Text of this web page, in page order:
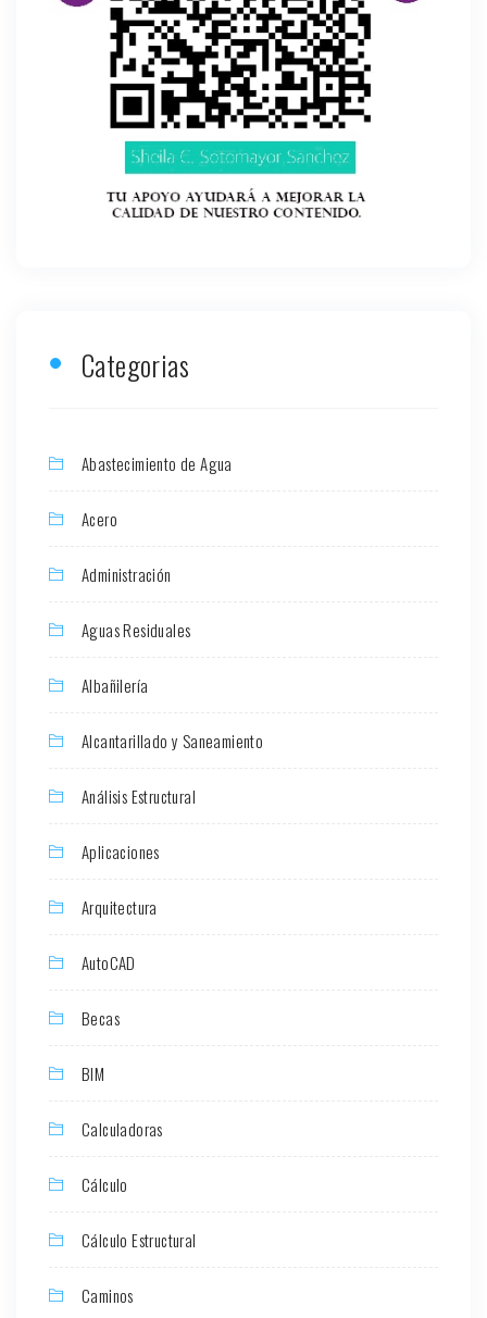
Categorias
Abastecimiento de Agua
Acero
Administración
Aguas Residuales
Albañilería
Alcantarillado y Saneamiento
Análisis Estructural
Aplicaciones
Arquitectura
AutoCAD
Becas
BIM
Calculadoras
Cálculo
Cálculo Estructural
Caminos